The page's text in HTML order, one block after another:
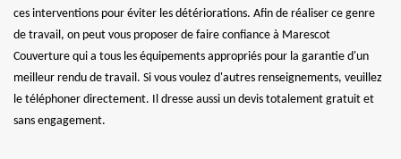
ces interventions pour éviter les détériorations. Afin de réaliser ce genre
de travail, on peut vous proposer de faire confiance à Marescot
Couverture qui a tous les équipements appropriés pour la garantie d'un
meilleur rendu de travail. Si vous voulez d'autres renseignements, veuillez
le téléphoner directement. Il dresse aussi un devis totalement gratuit et
sans engagement.